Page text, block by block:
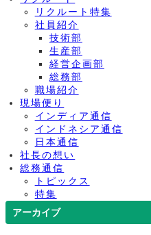
リクルート特集
社員紹介
技術部
生産部
経営企画部
総務部
職場紹介
現場便り
インディア通信
インドネシア通信
日本通信
社長の想い
総務通信
トピックス
特集
アーカイブ